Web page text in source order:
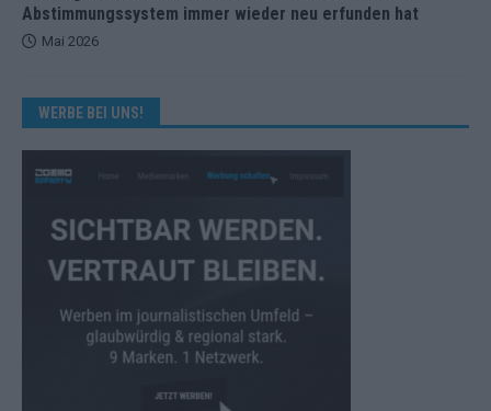
Abstimmungssystem immer wieder neu erfunden hat
Mai 2026
WERBE BEI UNS!